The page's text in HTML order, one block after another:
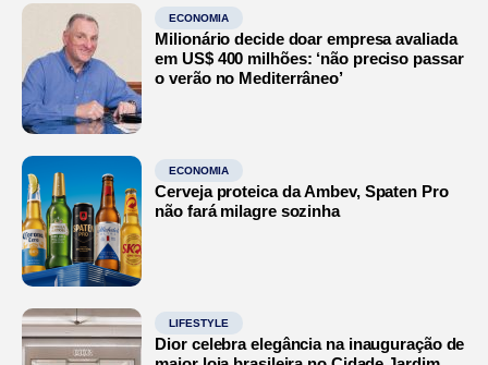
ECONOMIA
Milionário decide doar empresa avaliada
em US$ 400 milhões: ‘não preciso passar
o verão no Mediterrâneo’
ECONOMIA
Cerveja proteica da Ambev, Spaten Pro
não fará milagre sozinha
LIFESTYLE
Dior celebra elegância na inauguração de